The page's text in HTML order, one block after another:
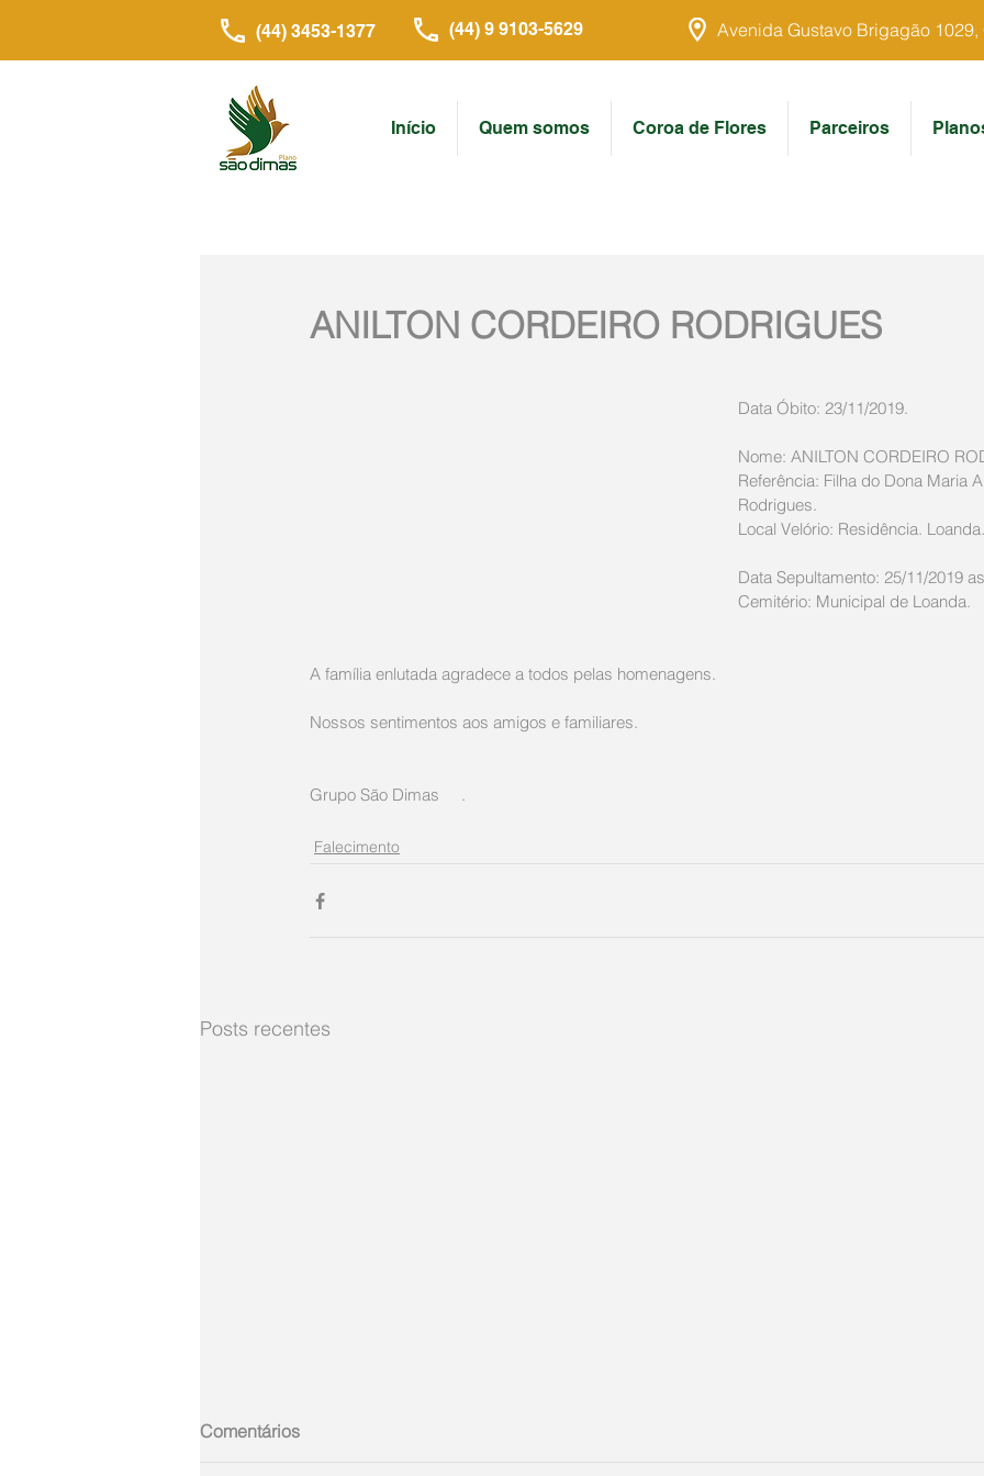
(44) 3453-1377 (44) 9 9103-5629 Avenida Gustavo Brigagão 1029,
Início Quem somos Coroa de Flores Parceiros
ANILTON CORDEIRO RODRIGUES
Data Óbito: 23/11/2019.
Nome: ANILTON CORDEIRO
Referência: Filha do Dona Maria
Rodrigues.
Local Velório: Residência. Loanda.
Data Sepultamento: 25/11/2019
Cemitério: Municipal de Loanda.
A família enlutada agradece a todos pelas homenagens.
Nossos sentimentos aos amigos e familiares.
Grupo São Dimas     .
Falecimento
Posts recentes
Comentários